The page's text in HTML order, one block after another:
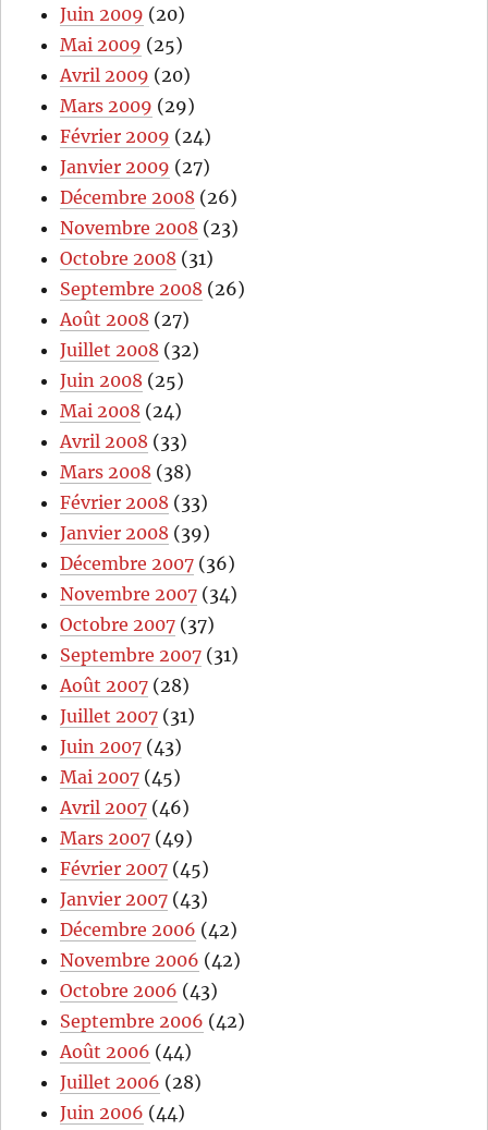
Juin 2009 (20)
Mai 2009 (25)
Avril 2009 (20)
Mars 2009 (29)
Février 2009 (24)
Janvier 2009 (27)
Décembre 2008 (26)
Novembre 2008 (23)
Octobre 2008 (31)
Septembre 2008 (26)
Août 2008 (27)
Juillet 2008 (32)
Juin 2008 (25)
Mai 2008 (24)
Avril 2008 (33)
Mars 2008 (38)
Février 2008 (33)
Janvier 2008 (39)
Décembre 2007 (36)
Novembre 2007 (34)
Octobre 2007 (37)
Septembre 2007 (31)
Août 2007 (28)
Juillet 2007 (31)
Juin 2007 (43)
Mai 2007 (45)
Avril 2007 (46)
Mars 2007 (49)
Février 2007 (45)
Janvier 2007 (43)
Décembre 2006 (42)
Novembre 2006 (42)
Octobre 2006 (43)
Septembre 2006 (42)
Août 2006 (44)
Juillet 2006 (28)
Juin 2006 (44)